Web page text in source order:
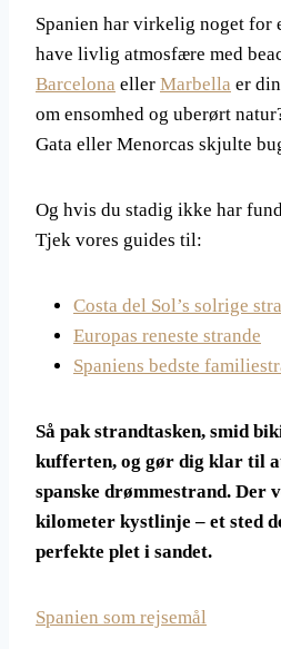
Spanien har virkelig noget for
have livlig atmosfære med
Barcelona eller Marbella er
om ensomhed og uberørt
Gata eller Menorcas skjulte
Og hvis du stadig ikke har
Tjek vores guides til:
Costa del Sol’s solrige
Europas reneste strande
Spaniens bedste
Så pak strandtasken, smid
kufferten, og gør dig klar til
spanske drømmestrand. Der
kilometer kystlinje – et sted
perfekte plet i sandet.
Spanien som rejsemål